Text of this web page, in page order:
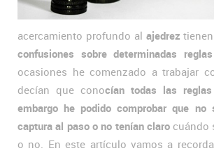
acercamiento profundo al ajedrez
confusiones sobre determinadas
ocasiones he comenzado a trabajar
decían que conocían todas las
embargo he podido comprobar que
captura al paso o no tenían clarocuándo
o no. En este artículo vamos a